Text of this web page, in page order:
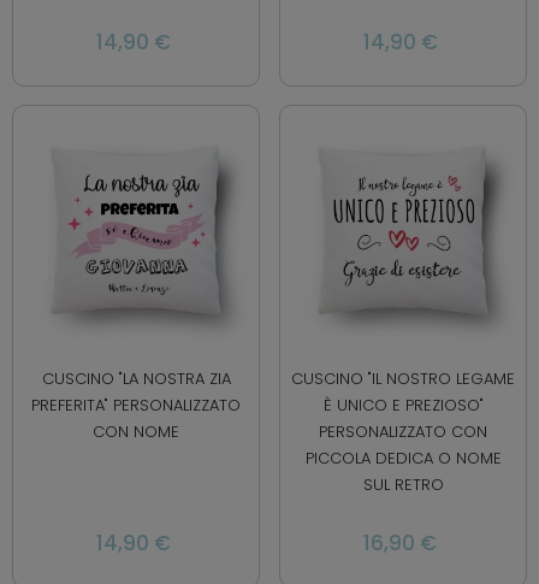
14,90 € 14,90 €
CUSCINO "LA NOSTRA ZIA
PREFERITA" PERSONALIZZATO
CON NOME
14,90 €
CUSCINO "IL NOSTRO LEGAME
È UNICO E PREZIOSO"
PERSONALIZZATO CON
PICCOLA DEDICA O NOME
SUL RETRO
16,90 €